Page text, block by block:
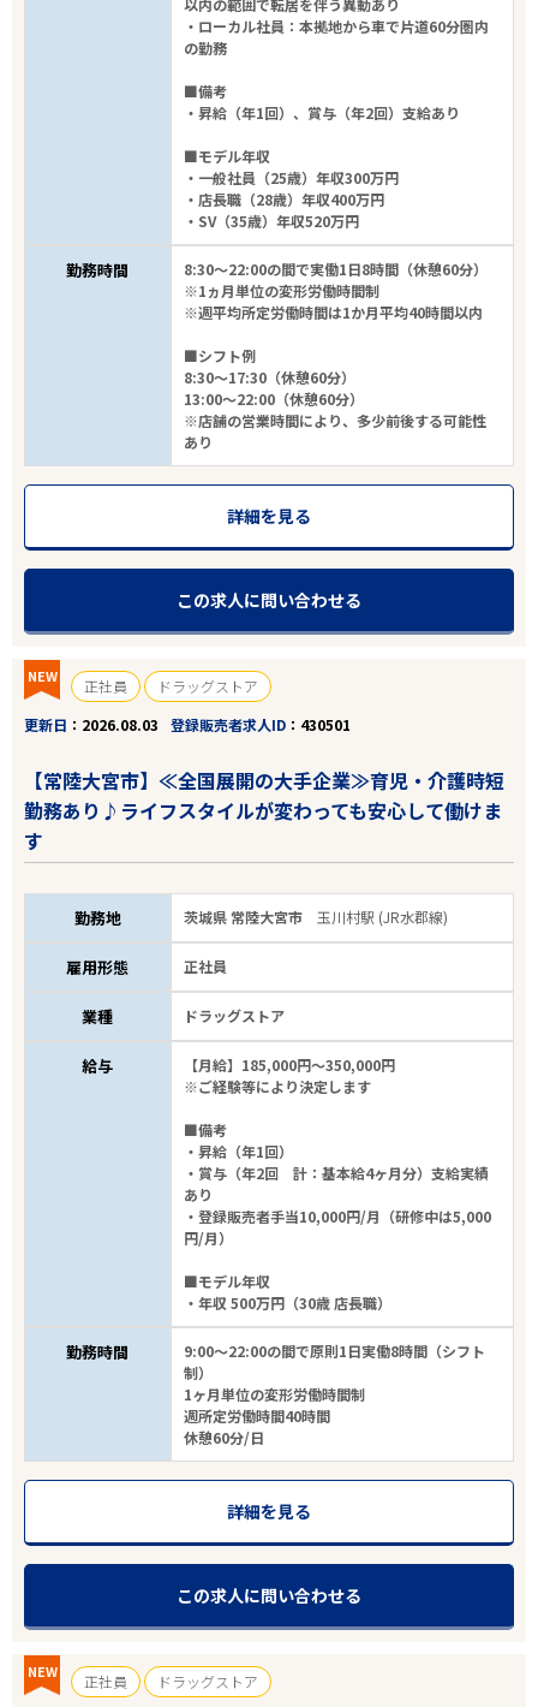
エリアで探す 駅から探す
関東・甲信越・北陸
業種
フリーワード
22件から検索する
・ローカル社員：本拠地から車で片道60分圏内
の勤務
■備考
・昇給（年1回）、賞与（年2回）支給あり
■モデル年収
・一般社員（25歳）年収300万円
・店長職（28歳）年収400万円
・SV（35歳）年収520万円
勤務時間
8:30～22:00の間で実働1日8時間（休憩60分）
※1ヵ月単位の変形労働時間制
※週平均所定労働時間は1か月平均40時間以内
■シフト例
8:30～17:30（休憩60分）
13:00～22:00（休憩60分）
※店舗の営業時間により、多少前後する可能性
あり
詳細を見る
この求人に問い合わせる
NEW 正社員
ドラッグストア
更新日
2026.08.03 登録販売者求人ID 430501
【常陸大宮市】≪全国展開の大手企業≫育児・介護時短
勤務あり♪ライフスタイルが変わっても安心して働けま
す
勤務地 茨城県 常陸大宮市 玉川村駅 (JR水郡線)
雇用形態 正社員
業種 ドラッグストア
給与
【月給】185,000円～350,000円
※ご経験等により決定します
■備考
・昇給（年1回）
・賞与（年2回 計：基本給4ヶ月分）支給実績
あり
・登録販売者手当10,000円/月（研修中は5,000
円/月）
■モデル年収
・年収 500万円（30歳 店長職）
勤務時間
9:00～22:00の間で原則1日実働8時間（シフト
制）
1ヶ月単位の変形労働時間制
週所定労働時間40時間
休憩60分/日
詳細を見る
この求人に問い合わせる
NEW 正社員
ドラッグストア